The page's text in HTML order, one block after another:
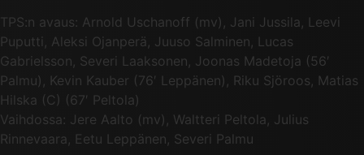
TPS:n avaus: Arnold Uschanoff (mv), Jani Jussila, Leevi
Puputti, Aleksi Ojanperä, Juuso Salminen, Lucas
Gabrielsson, Severi Laaksonen, Joonas Madetoja (56′
Palmu), Kevin Kauber (76′ Leppänen), Riku Sjöroos, Matias
Hilska (C) (67′ Peltola)
Vaihdossa: Jere Aalto (mv), Waltteri Peltola, Julius
Rinnevaara, Eetu Leppänen, Severi Palmu